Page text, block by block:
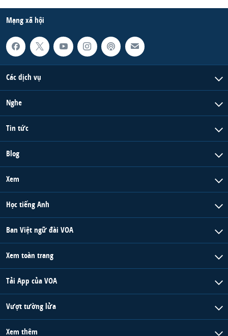
Mạng xã hội
Các dịch vụ
Nghe
Tin tức
Blog
Xem
Học tiếng Anh
Ban Việt ngữ đài VOA
Xem toàn trang
Tải App của VOA
Vượt tường lửa
Xem thêm